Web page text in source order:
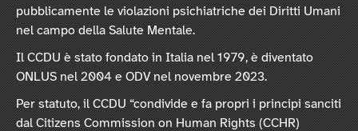
pubblicamente le violazioni psichiatriche dei Diritti Umani
nel campo della Salute Mentale.
Il CCDU è stato fondato in Italia nel 1979, è diventato
ONLUS nel 2004 e ODV nel novembre 2023.
Per statuto, il CCDU “condivide e fa propri i principi sanciti
dal Citizens Commission on Human Rights (CCHR)